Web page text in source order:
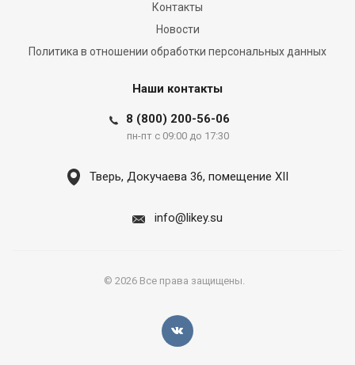
Контакты
Новости
Политика в отношении обработки персональных данных
Наши контакты
8 (800) 200-56-06
пн-пт с 09:00 до 17:30
Тверь, Докучаева 36, помещение XII
info@likey.su
© 2026 Все права защищены.